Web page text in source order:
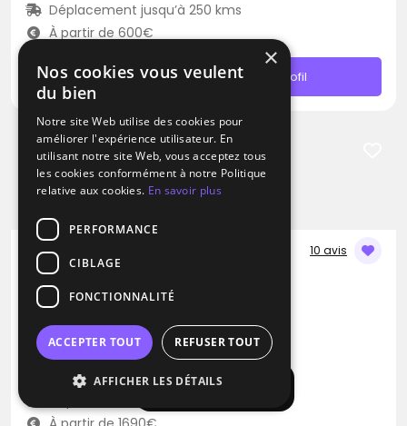
Afficher la carte
Déplacement jusqu’à 250 kms
À partir de 600€
Contacter Profil
10 avis
Promotion
DJ
Dj Mozon
Disco RNB Zouk
Revigny-sur-Ornain (55)
×
Nos cookies vous veulent
du bien
Notre site Web utilise des cookies pour
améliorer l'expérience utilisateur. En
utilisant notre site Web, vous acceptez tous
les cookies conformément à notre Politique
relative aux cookies. En savoir plus
PERFORMANCE
CIBLAGE
FONCTIONNALITÉ
ACCEPTER TOUT REFUSER TOUT
AFFICHER LES DÉTAILS